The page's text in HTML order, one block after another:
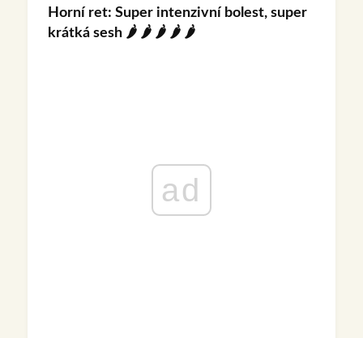
Horní ret: Super intenzivní bolest, super
krátká sesh🌶️ 🌶️ 🌶️ 🌶️ 🌶️
ad